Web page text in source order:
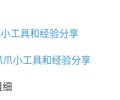
工具和经验分享
小工具和经验分享